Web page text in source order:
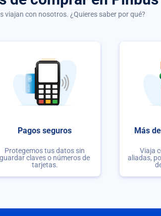
viajan con nosotros. ¿Quieres saber por qué?
Pagos seguros
Protegemos tus datos sin
guardar claves o números de
tarjetas.
Más
Viaja
aliadas,